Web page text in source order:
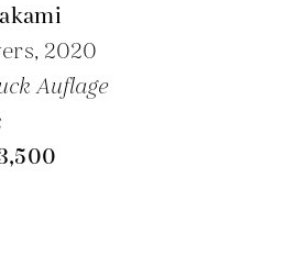
2020
Auflage